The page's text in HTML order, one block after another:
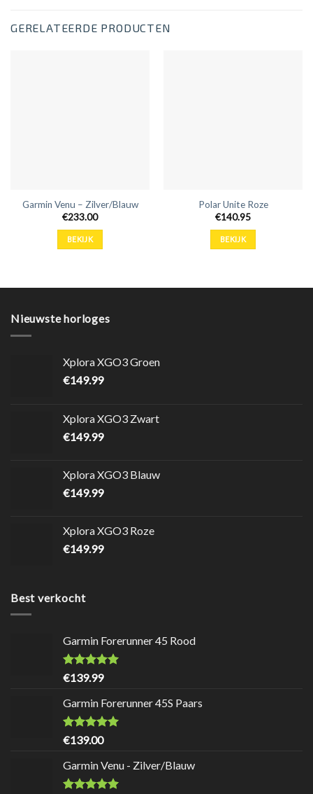
GERELATEERDE PRODUCTEN
Garmin Venu – Zilver/Blauw
€233.00
BEKIJK
Polar Unite Roze
€140.95
BEKIJK
Nieuwste horloges
Xplora XGO3 Groen
€149.99
Xplora XGO3 Zwart
€149.99
Xplora XGO3 Blauw
€149.99
Xplora XGO3 Roze
€149.99
Best verkocht
Garmin Forerunner 45 Rood
Waardering
€139.99
Garmin Forerunner 45S Paars
Waardering
€139.00
Garmin Venu - Zilver/Blauw